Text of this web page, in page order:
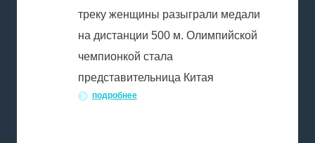
треку женщины разыграли медали
на дистанции 500 м. Олимпийской
чемпионкой стала
представительница Китая
подробнее